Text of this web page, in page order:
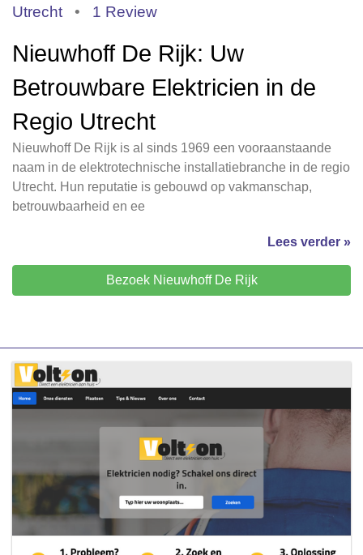
Utrecht • 1 Review
Nieuwhoff De Rijk: Uw
Betrouwbare Elektricien in de
Regio Utrecht
Nieuwhoff De Rijk is al sinds 1969 een vooraanstaande
naam in de elektrotechnische installatiebranche in de regio
Utrecht. Hun reputatie is gebouwd op vakmanschap,
betrouwbaarheid en ee
Lees verder »
Bezoek Nieuwhoff De Rijk